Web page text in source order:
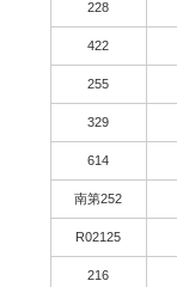
228
422
255
329
614
南第252
R02125
216